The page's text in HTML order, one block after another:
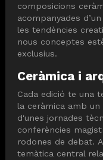
composicions
acompanyades
les tendències
nous conceptes
exclusius.
Ceràmica i
Cada edició te una
la ceràmica amb
d'unes jornades
conferències
rodones de debat.
temàtica central